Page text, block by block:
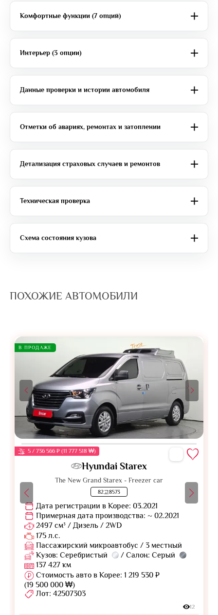
Комфортные функции (7 опций)
Интерьер (3 опции)
Данные проверки и истории автомобиля
Отметки об авариях, ремонтах и затоплении
Детализация страховых случаев и ремонтов
Техническая проверка
Схема состояния кузова
ПОХОЖИЕ АВТОМОБИЛИ
В ПРОДАЖЕ
5 / 736 566 ₽ (11 777 518 ₩)
Hyundai Starex
The New Grand Starex - Freezer car
82고8573
Дата регистрации в Корее: 03.2021
Примерная дата производства: ~ 02.2021
2497 см³ / Дизель / 2WD
175 л.с.
Пассажирский микроавтобус / 3 местный
Кузов: Серебристый
/ Салон: Серый
137 427 км
Стоимость авто в Корее: 1 219 530 ₽
(19 500 000 ₩)
Лот: 42507303
12